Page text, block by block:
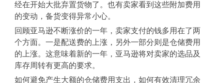
经在开始大批弃置货物了。也有卖家看到这些附加费用
的变动，备货变得异常小心。
回顾亚马逊不断涨价的一年，卖家支付的钱多用在了两
个方面。一是配送费的上涨，另外一部分则是仓储费用
的上涨。这意味着新的一年，亚马逊将对卖家的选品及
库存周转有更高的要求。
如何避免产生大额的仓储费用支出，如何有效清理冗余